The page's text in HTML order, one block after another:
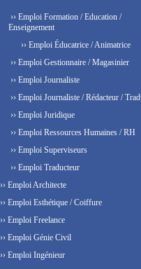
›› Emploi Formation / Education /
Enseignement
›› Emploi Éducatrice / Animatrice
›› Emploi Gestionnaire / Magasinier
›› Emploi Journaliste
›› Emploi Journaliste / Rédacteur /
›› Emploi Juridique
›› Emploi Ressources Humaines / RH
›› Emploi Superviseurs
›› Emploi Traducteur
›› Emploi Architecte
›› Emploi Esthétique / Coiffure
›› Emploi Freelance
›› Emploi Génie Civil
›› Emploi Ingénieur